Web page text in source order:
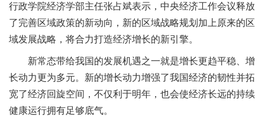
行政学院经济学部主任张占斌表示，中央经济工作会议释放
了完善区域政策的新动向，新的区域战略规划加上原来的区
域发展战略，将合力打造经济增长的新引擎。
新常态带给我国的发展机遇之一就是增长更趋平稳、增
长动力更为多元。新的增长动力增强了我国经济的韧性并拓
宽了经济回旋空间，不仅利于明年，也会使经济长远的持续
健康运行拥有足够底气。